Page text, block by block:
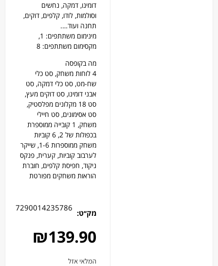
דומינו, דמקה, נחשים
וסולמות, לודו, קלפים, דוקים,
תחנה ועוד….
מינימום משתתפים: 1,
מקסימום משתתפים: 8
מה בקופסה
4 לוחות משחק, סט כלי
שח-מט, סט כלי דמקה, סט
אבני דומינו, סט דוקים מעץ,
סט 18 מקלונים מפלסטיק,
סט אסימונים, סט חיילי
משחק, 1 קובייה ממוספרת
בכפולות של 2, 6 קוביות
משחק ממוספרות 1-6, שייקר
לערבוב קוביות, קערית, פנקס
ניקוד, חפיסת קלפים, חוברת
הוראות משחקים מפורטת
מק׳׳ט:
7290014235786
₪139.90
המלאי אזל